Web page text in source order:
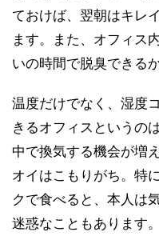
ておけば、翌朝はキレ
ます。また、オフィス
いの時間で脱臭できる
温度だけでなく、湿度
きるオフィスというの
中で換気する機会が増
オイはこもりがち。特
クで食べると、本人は
迷惑なこともあります